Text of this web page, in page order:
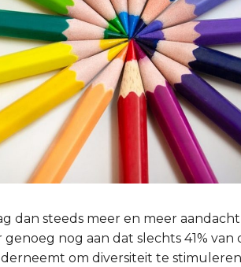
dan steeds meer en meer
nog aan dat slechts 41% van
om diversiteit te